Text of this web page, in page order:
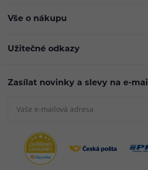
Vše o nákupu
Užitečné odkazy
Zasílat novinky a slevy na e-mail